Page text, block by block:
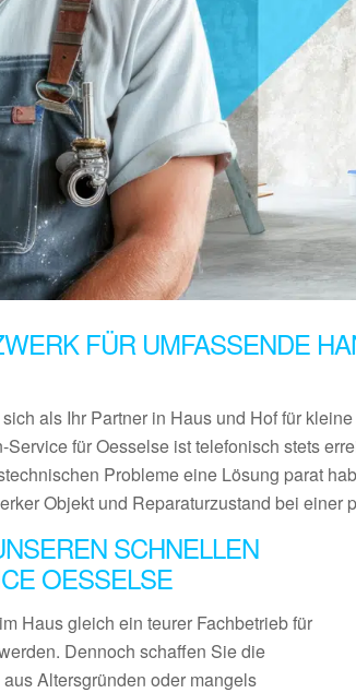
FÜR UMFASSENDE
als Ihr Partner in Haus und Hof für
für Oesselse ist telefonisch stets
Probleme eine Lösung parat
Objekt und Reparaturzustand bei einer
SCHNELLEN
OESSELSE
Haus gleich ein teurer Fachbetrieb für
Dennoch schaffen Sie die
Altersgründen oder mangels